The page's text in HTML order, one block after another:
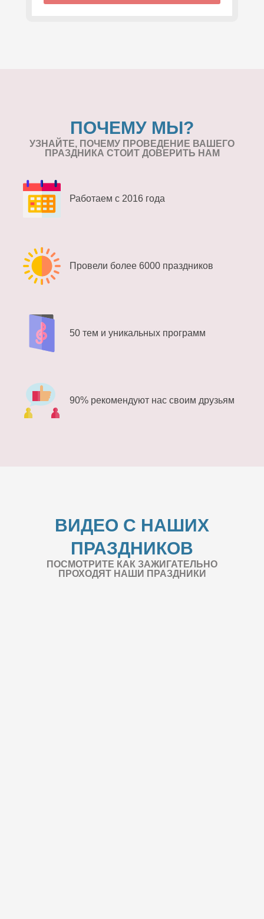
ПОЧЕМУ МЫ?
УЗНАЙТЕ, ПОЧЕМУ ПРОВЕДЕНИЕ ВАШЕГО
ПРАЗДНИКА СТОИТ ДОВЕРИТЬ НАМ
Работаем с 2016 года
Провели более 6000 праздников
50 тем и уникальных программ
90% рекомендуют нас своим друзьям
ВИДЕО С НАШИХ
ПРАЗДНИКОВ
ПОСМОТРИТЕ КАК ЗАЖИГАТЕЛЬНО
ПРОХОДЯТ НАШИ ПРАЗДНИКИ